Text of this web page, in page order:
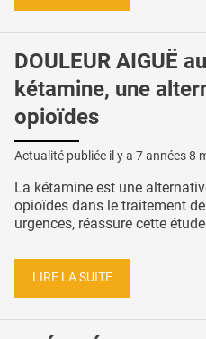
DOULEUR AIGUË
kétamine, une
opioïdes
Actualité publiée il y a 7 années 8
La kétamine est une
opioïdes dans le traitement
urgences, réassure cette
LIRE LA SUITE